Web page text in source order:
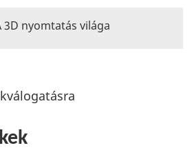
3D nyomtatás világa